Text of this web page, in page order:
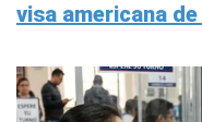
visa americana